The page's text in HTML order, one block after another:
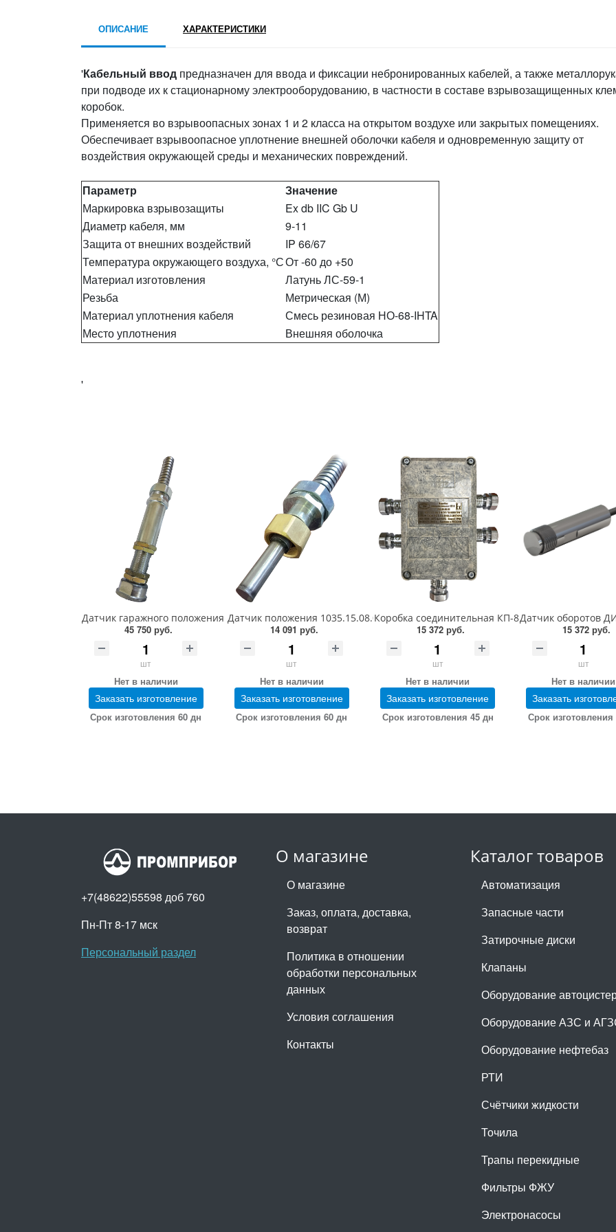
ОПИСАНИЕ ХАРАКТЕРИСТИКИ
'Кабельный ввод предназначен для ввода и фиксации небронированных кабелей, а также
при подводе их к стационарному электрооборудованию, в частности в составе взрывозащищенных
коробок.
Применяется во взрывоопасных зонах 1 и 2 класса на открытом воздухе или закрытых помещениях.
Обеспечивает взрывоопасное уплотнение внешней оболочки кабеля и одновременную защиту от
воздействия окружающей среды и механических повреждений.
Параметр
Значение
Маркировка взрывозащиты
Ex db IIC Gb U
Диаметр кабеля, мм
9-11
Защита от внешних воздействий
IP 66/67
Температура окружающего воздуха, °СОт -60 до +50
Материал изготовления
Латунь ЛС-59-1
Резьба
Метрическая (М)
Материал уплотнения кабеля
Смесь резиновая НО-68-IHTA
Место уплотнения
Внешняя оболочка
'
Датчик гаражного положения стояка 417.03.13.04.00
45 750 руб.
шт
Нет в наличии
Заказать изготовление
Срок изготовления 60 дн
Датчик положения 1035.15.08.07.00
14 091 руб.
шт
Нет в наличии
Заказать изготовление
Срок изготовления 60 дн
Коробка соединительная КП-8-И1-1-(264-120) 10-
15 372 руб.
шт
Нет в наличии
Заказать изготовление
Срок изготовления 45 дн
Датчик оборотов
15 372 руб.
шт
Нет в наличии
Заказать
Срок изготовления
О магазине
О магазине
Заказ, оплата, доставка,
возврат
Политика в отношении
обработки персональных
данных
Условия соглашения
Контакты
Каталог товаров
Автоматизация
Запасные части
Затирочные диски
Клапаны
Оборудование
Оборудование АЗС и
Оборудование нефтебаз
РТИ
Счётчики жидкости
Точила
Трапы перекидные
Фильтры ФЖУ
Электронасосы
+7(48622)55598 доб 760
Пн-Пт 8-17 мск
Персональный раздел